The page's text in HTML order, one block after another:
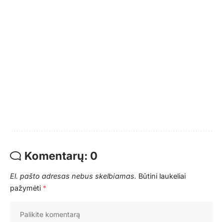
Komentarų: 0
El. pašto adresas nebus skelbiamas. Būtini laukeliai
pažymėti *